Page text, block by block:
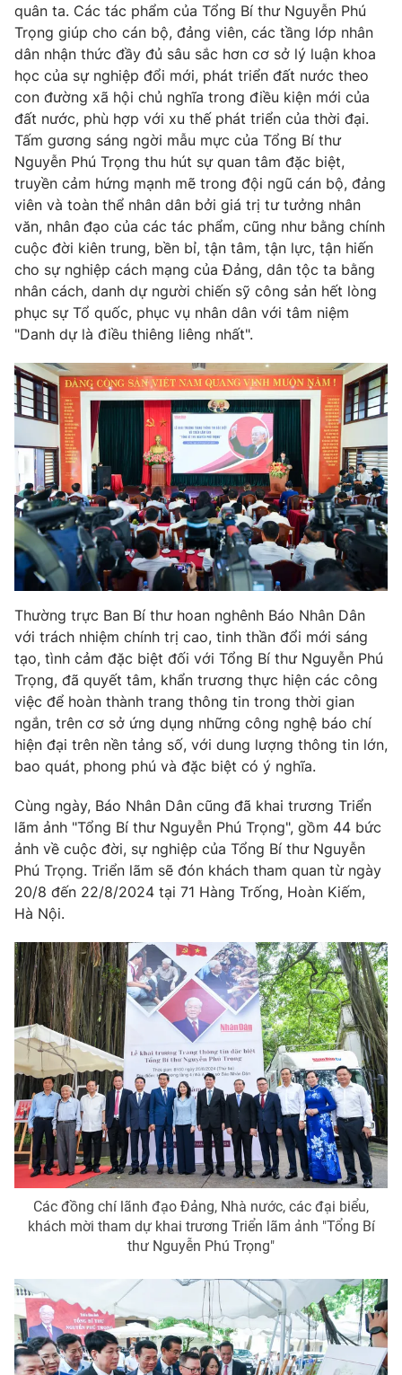
quân ta. Các tác phẩm của Tổng Bí thư Nguyễn Phú
Trọng giúp cho cán bộ, đảng viên, các tầng lớp nhân
dân nhận thức đầy đủ sâu sắc hơn cơ sở lý luận khoa
học của sự nghiệp đổi mới, phát triển đất nước theo
con đường xã hội chủ nghĩa trong điều kiện mới của
đất nước, phù hợp với xu thế phát triển của thời đại.
Tấm gương sáng ngời mẫu mực của Tổng Bí thư
Nguyễn Phú Trọng thu hút sự quan tâm đặc biệt,
truyền cảm hứng mạnh mẽ trong đội ngũ cán bộ, đảng
viên và toàn thể nhân dân bởi giá trị tư tưởng nhân
văn, nhân đạo của các tác phẩm, cũng như bằng chính
cuộc đời kiên trung, bền bỉ, tận tâm, tận lực, tận hiến
cho sự nghiệp cách mạng của Đảng, dân tộc ta bằng
nhân cách, danh dự người chiến sỹ công sản hết lòng
phục sự Tổ quốc, phục vụ nhân dân với tâm niệm
"Danh dự là điều thiêng liêng nhất".
Thường trực Ban Bí thư hoan nghênh Báo Nhân Dân
với trách nhiệm chính trị cao, tinh thần đổi mới sáng
tạo, tình cảm đặc biệt đối với Tổng Bí thư Nguyễn Phú
Trọng, đã quyết tâm, khẩn trương thực hiện các công
việc để hoàn thành trang thông tin trong thời gian
ngắn, trên cơ sở ứng dụng những công nghệ báo chí
hiện đại trên nền tảng số, với dung lượng thông tin lớn,
bao quát, phong phú và đặc biệt có ý nghĩa.
Cùng ngày, Báo Nhân Dân cũng đã khai trương Triển
lãm ảnh "Tổng Bí thư Nguyễn Phú Trọng", gồm 44 bức
ảnh về cuộc đời, sự nghiệp của Tổng Bí thư Nguyễn
Phú Trọng. Triển lãm sẽ đón khách tham quan từ ngày
20/8 đến 22/8/2024 tại 71 Hàng Trống, Hoàn Kiếm,
Hà Nội.
Các đồng chí lãnh đạo Đảng, Nhà nước, các đại biểu,
khách mời tham dự khai trương Triển lãm ảnh "Tổng Bí
thư Nguyễn Phú Trọng"